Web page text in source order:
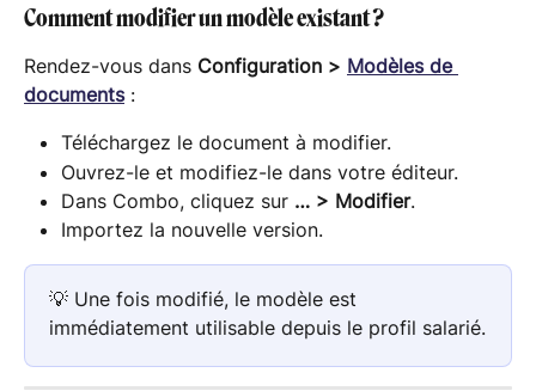
Comment modifier un modèle existant ?
Rendez-vous dans Configuration > Modèles de
documents :
Téléchargez le document à modifier.
Ouvrez-le et modifiez-le dans votre éditeur.
Dans Combo, cliquez sur … > Modifier.
Importez la nouvelle version.
💡 Une fois modifié, le modèle est
immédiatement utilisable depuis le profil salarié.